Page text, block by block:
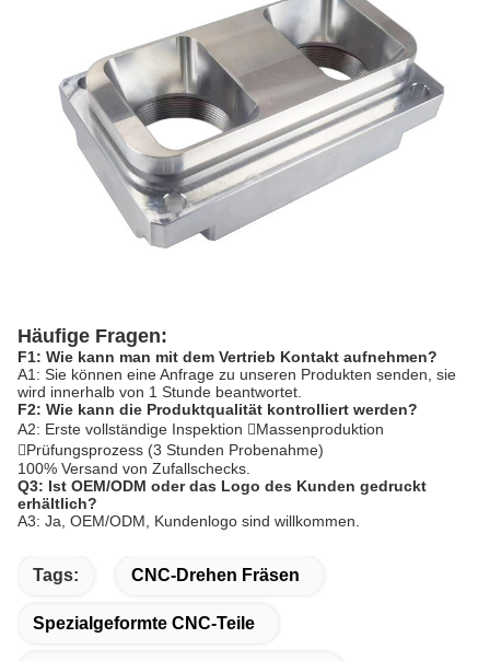
Häufige Fragen:
F1: Wie kann man mit dem Vertrieb Kontakt aufnehmen?
A1: Sie können eine Anfrage zu unseren Produkten senden, sie
wird innerhalb von 1 Stunde beantwortet.
F2: Wie kann die Produktqualität kontrolliert werden?
A2: Erste vollständige Inspektion Massenproduktion
Prüfungsprozess (3 Stunden Probenahme)
100% Versand von Zufallschecks.
Q3: Ist OEM/ODM oder das Logo des Kunden gedruckt
erhältlich?
A3: Ja, OEM/ODM, Kundenlogo sind willkommen.
Tags: CNC-Drehen Fräsen
Spezialgeformte CNC-Teile